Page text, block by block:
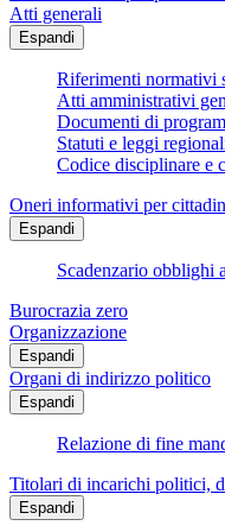
Atti generali
Espandi
Riferimenti normativi
Atti amministrativi
Documenti di
Statuti e leggi
Codice disciplinare e
Oneri informativi per
Espandi
Scadenzario obblighi
Burocrazia zero
Organizzazione
Espandi
Organi di indirizzo politico
Espandi
Relazione di fine
Titolari di incarichi politici,
Espandi